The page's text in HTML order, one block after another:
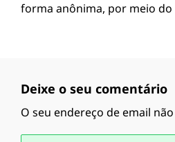
forma anônima, por meio do
Deixe o seu comentário
O seu endereço de email